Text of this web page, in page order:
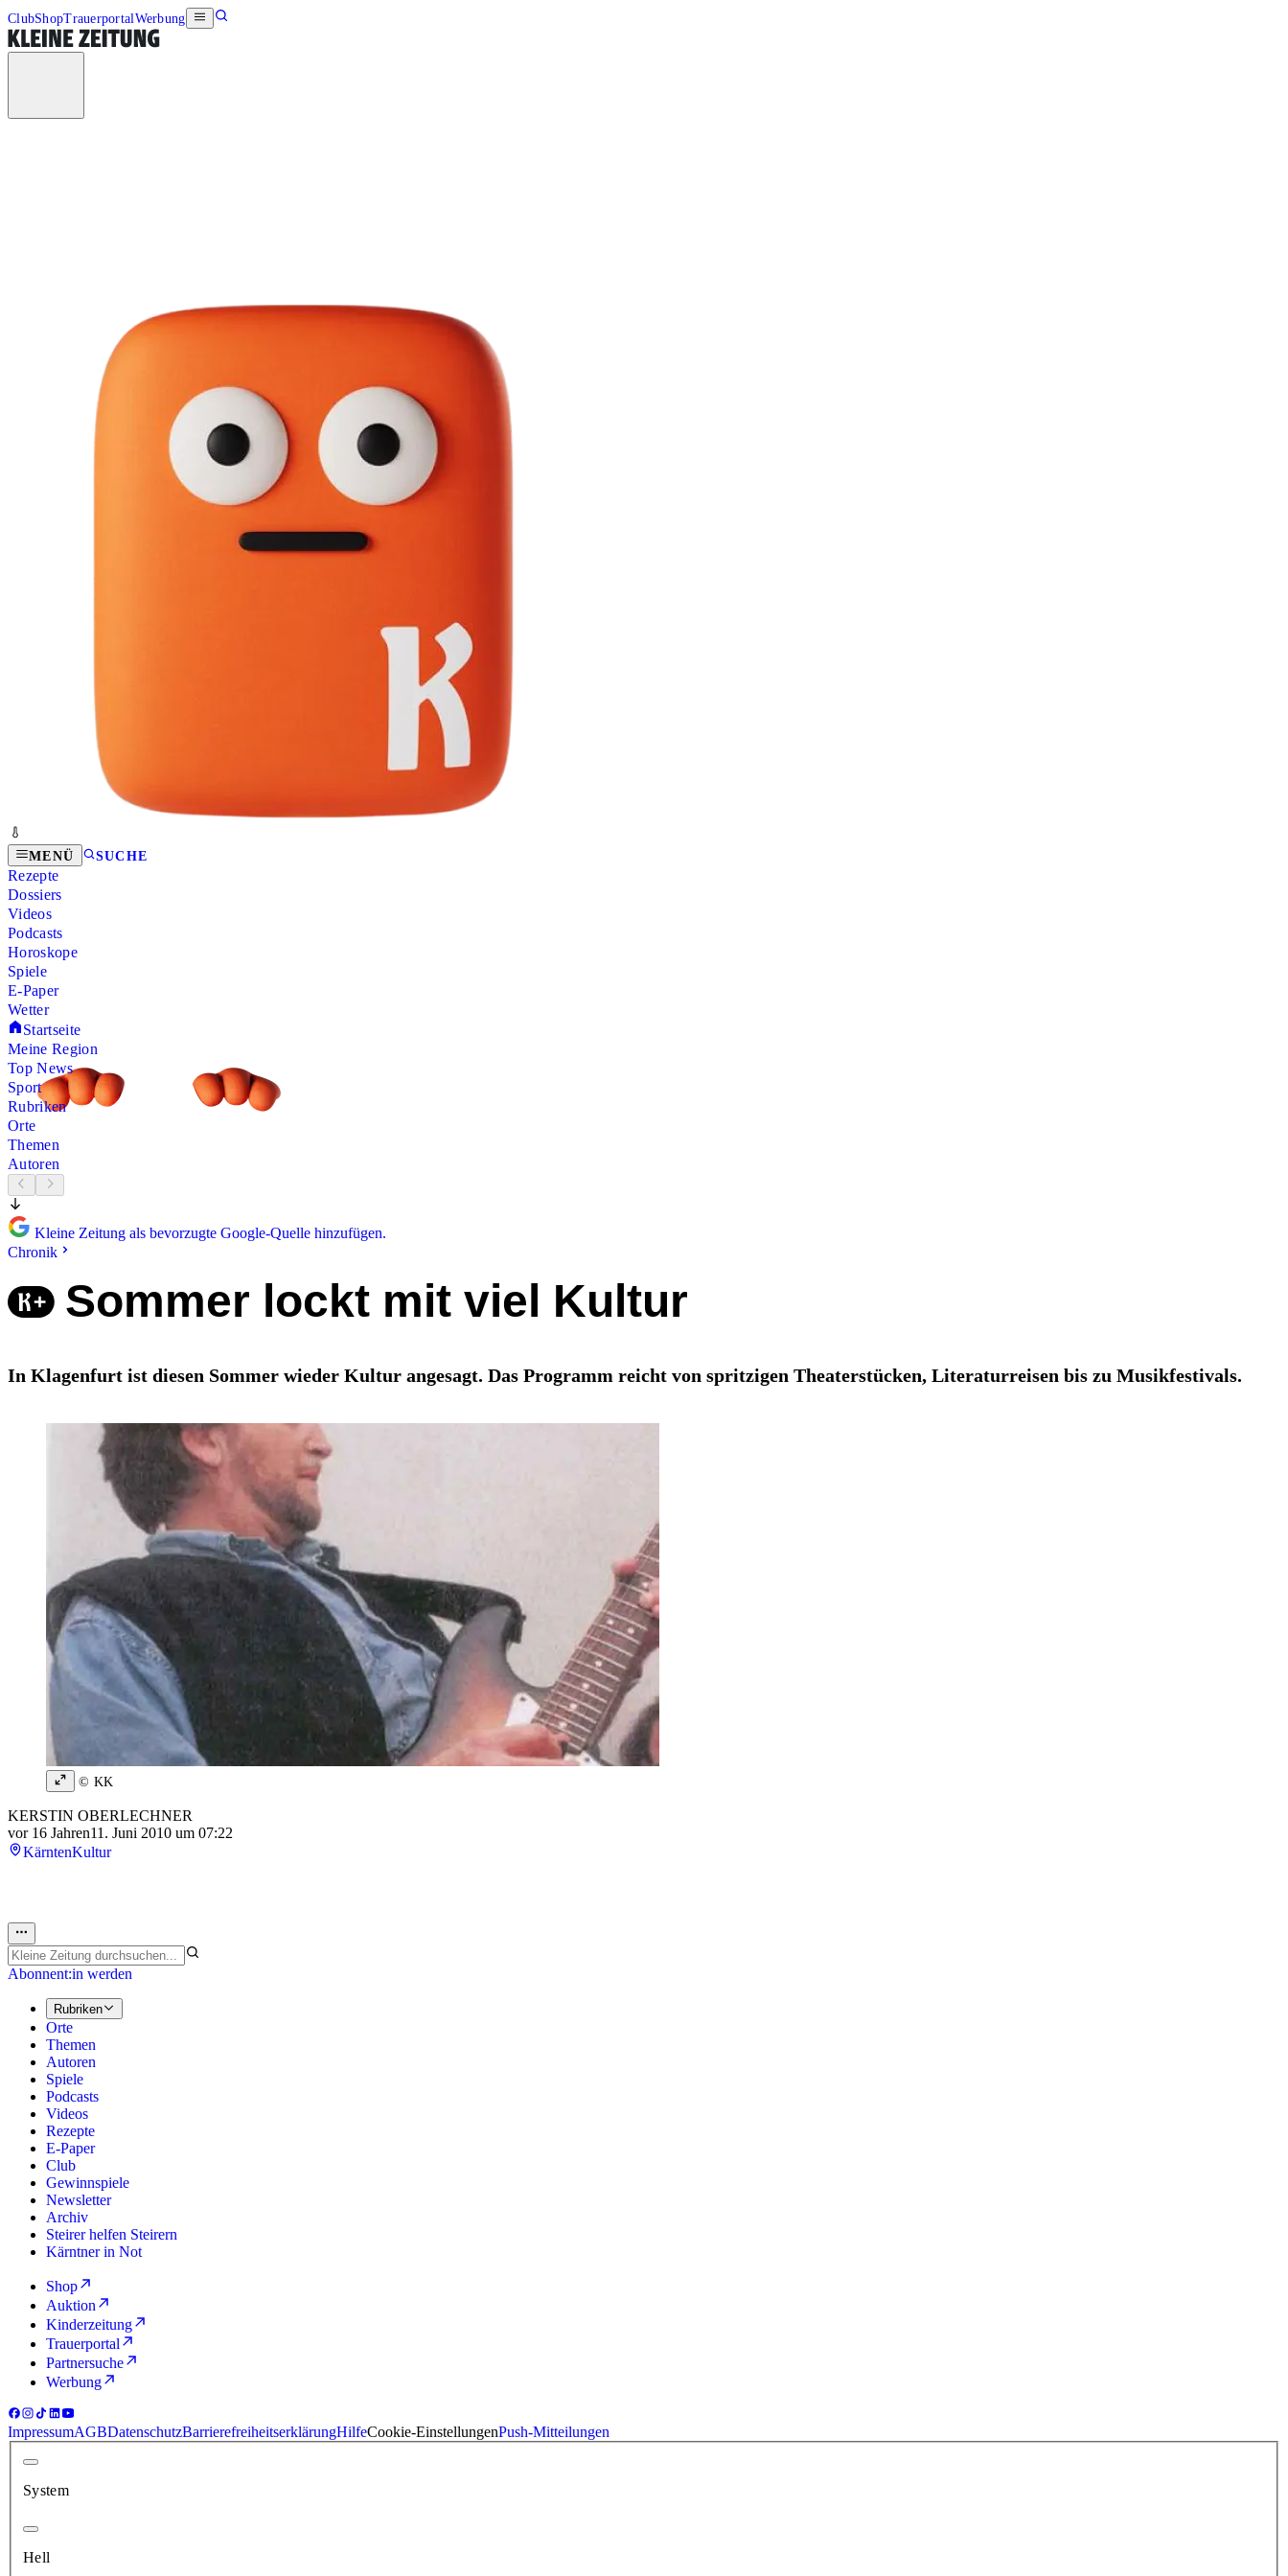
ClubShopTrauerportalWerbung
MENÜ SUCHE
Rezepte
Dossiers
Videos
Podcasts
Horoskope
Spiele
E-Paper
Wetter
Startseite
Meine Region
Top News
Sport
Rubriken
Orte
Themen
Autoren
Kleine Zeitung als bevorzugte Google-Quelle hinzufügen.
Chronik
Sommer lockt mit viel Kultur
In Klagenfurt ist diesen Sommer wieder Kultur angesagt. Das Programm reicht von spritzigen Theaterstücken, Literaturreisen bis zu Musikfestivals.
© KK
KERSTIN OBERLECHNER
vor 16 Jahren11. Juni 2010 um 07:22
KärntenKultur
Abonnent:in werden
Rubriken
Orte
Themen
Autoren
Spiele
Podcasts
Videos
Rezepte
E-Paper
Club
Gewinnspiele
Newsletter
Archiv
Steirer helfen Steirern
Kärntner in Not
Shop
Auktion
Kinderzeitung
Trauerportal
Partnersuche
Werbung
ImpressumAGBDatenschutzBarrierefreiheitserklärungHilfeCookie-EinstellungenPush-Mitteilungen
System
Hell